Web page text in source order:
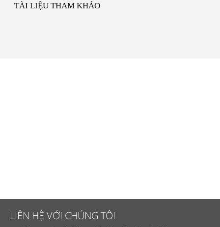
TÀI LIỆU THAM KHẢO
LIÊN HỆ VỚI CHÚNG TÔI